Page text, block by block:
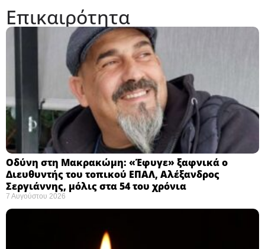
Επικαιρότητα
Οδύνη στη Μακρακώμη: «Έφυγε» ξαφνικά ο
Διευθυντής του τοπικού ΕΠΑΛ, Αλέξανδρος
Σεργιάννης, μόλις στα 54 του χρόνια
7 Αυγούστου 2026